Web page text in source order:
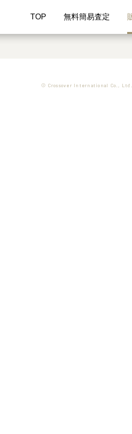
TOP 無料簡易査定
© Crossover International Co., Ltd.